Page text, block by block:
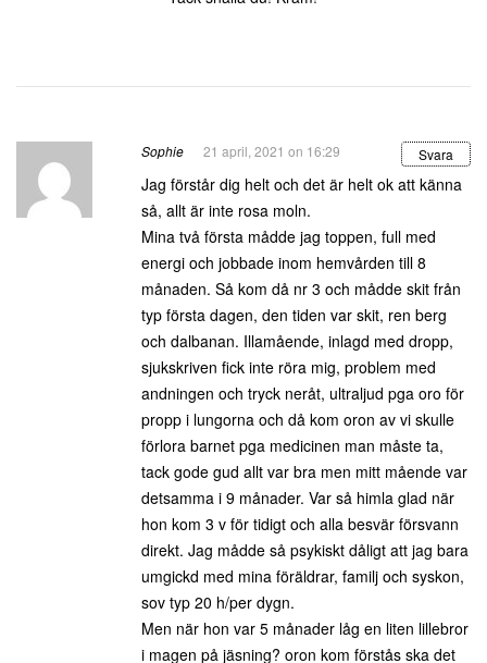
Sophie 21 april, 2021 on 16:29 Svara
Jag förstår dig helt och det är helt ok att känna
så, allt är inte rosa moln.
Mina två första mådde jag toppen, full med
energi och jobbade inom hemvården till 8
månaden. Så kom då nr 3 och mådde skit från
typ första dagen, den tiden var skit, ren berg
och dalbanan. Illamående, inlagd med dropp,
sjukskriven fick inte röra mig, problem med
andningen och tryck neråt, ultraljud pga oro för
propp i lungorna och då kom oron av vi skulle
förlora barnet pga medicinen man måste ta,
tack gode gud allt var bra men mitt mående var
detsamma i 9 månader. Var så himla glad när
hon kom 3 v för tidigt och alla besvär försvann
direkt. Jag mådde så psykiskt dåligt att jag bara
umgickd med mina föräldrar, familj och syskon,
sov typ 20 h/per dygn.
Men när hon var 5 månader låg en liten lillebror
i magen på jäsning? oron kom förstås ska det